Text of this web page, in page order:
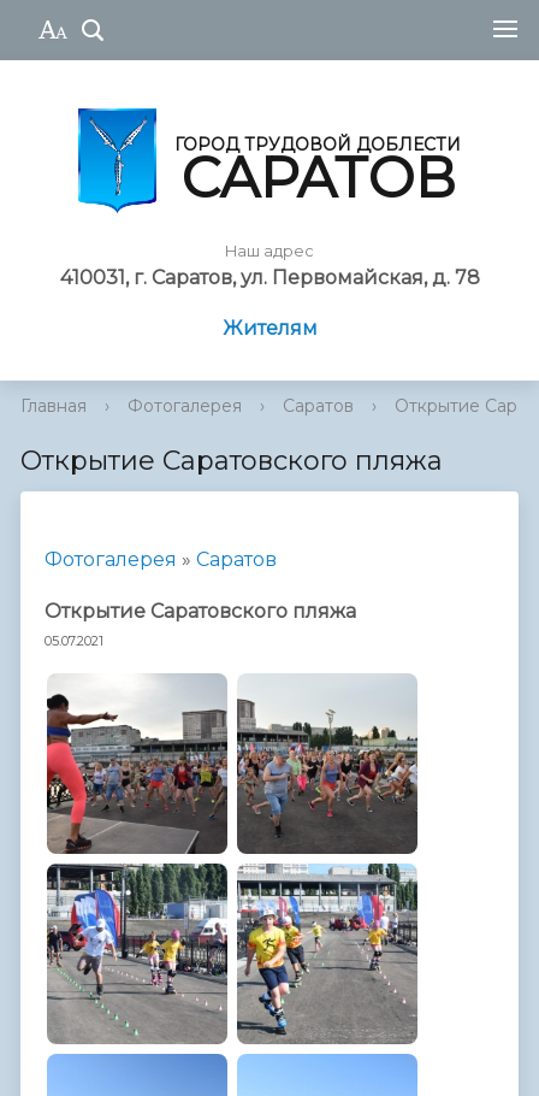
ГОРОД ТРУДОВОЙ ДОБЛЕСТИ
САРАТОВ
Наш адрес
410031, г. Саратов, ул. Первомайская, д. 78
Жителям
Главная › Фотогалерея › Саратов › Открытие
Открытие Саратовского пляжа
Фотогалерея » Саратов
Открытие Саратовского пляжа
05.07.2021